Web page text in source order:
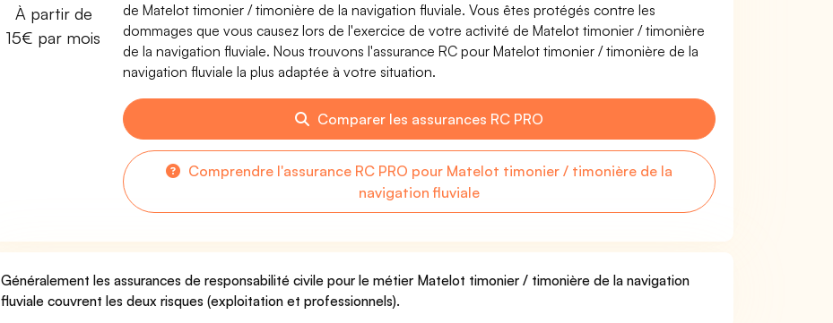
À partir de
15€ par mois
de Matelot timonier / timonière de la navigation fluviale. Vous êtes protégés contre les
dommages que vous causez lors de l'exercice de votre activité de Matelot timonier / timonière
de la navigation fluviale. Nous trouvons l'assurance RC pour Matelot timonier / timonière de la
navigation fluviale la plus adaptée à votre situation.
Comparer les assurances RC PRO
Comprendre l'assurance RC PRO pour Matelot timonier / timonière de la
navigation fluviale
Généralement les assurances de responsabilité civile pour le métier Matelot timonier / timonière de la navigation
fluviale couvrent les deux risques (exploitation et professionnels).